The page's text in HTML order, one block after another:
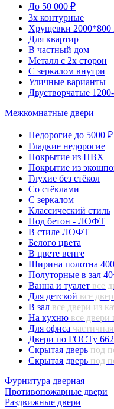
До 50 000 ₽
3х контурные
Хрущевки
Для квартир
В частный дом
Металл с 2х сторон
С зеркалом внутри
Уличные варианты
Двустворчатые
Межкомнатные двери
Недорогие до 5000 ₽
Гладкие недорогие
Покрытие из ПВХ
Покрытие из
Глухие без стёкол
Со стёклами
С зеркалом
Классический стиль
Под бетон - ЛОФТ
В стиле ЛОФТ
Белого цвета
В цвете венге
Ширина полотна
Полуторные в зал
Ванна и туалет все
Для детской все
В зал все двери из
На кухню все двери
Для офиса
Двери по ГОСТу
Скрытая дверь под
Скрытая дверь под
Фурнитура дверная
Противопожарные двери
Раздвижные двери